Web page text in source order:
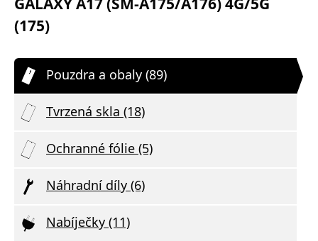
(175)
Pouzdra a obaly (89)
Tvrzená skla (18)
Ochranné fólie (5)
Náhradní díly (6)
Nabíječky (11)